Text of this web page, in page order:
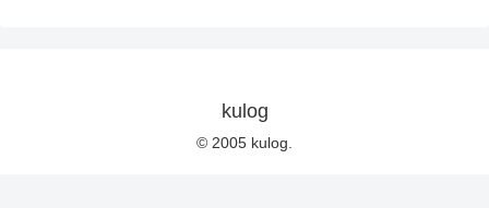
kulog
© 2005 kulog.